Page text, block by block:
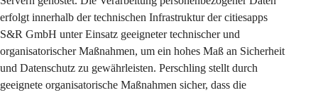
erfolgt innerhalb der technischen Infrastruktur der citiesapps
S&R GmbH unter Einsatz geeigneter technischer und
organisatorischer Maßnahmen, um ein hohes Maß an Sicherheit
und Datenschutz zu gewährleisten. Perschling stellt durch
geeignete organisatorische Maßnahmen sicher, dass die